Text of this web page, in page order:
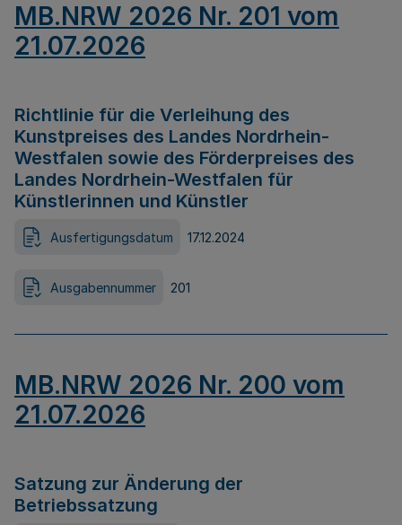
MB.NRW 2026 Nr. 201 vom
21.07.2026
Richtlinie für die Verleihung des
Kunstpreises des Landes Nordrhein-
Westfalen sowie des Förderpreises des
Landes Nordrhein-Westfalen für
Künstlerinnen und Künstler
Ausfertigungsdatum 17.12.2024
Ausgabennummer 201
MB.NRW 2026 Nr. 200 vom
21.07.2026
Satzung zur Änderung der
Betriebssatzung